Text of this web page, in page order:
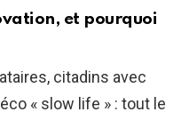
et pourquoi
citadins avec
« slow life » : tout le